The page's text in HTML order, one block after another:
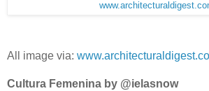
All image via:
Cultura Femenina by @ielasnow